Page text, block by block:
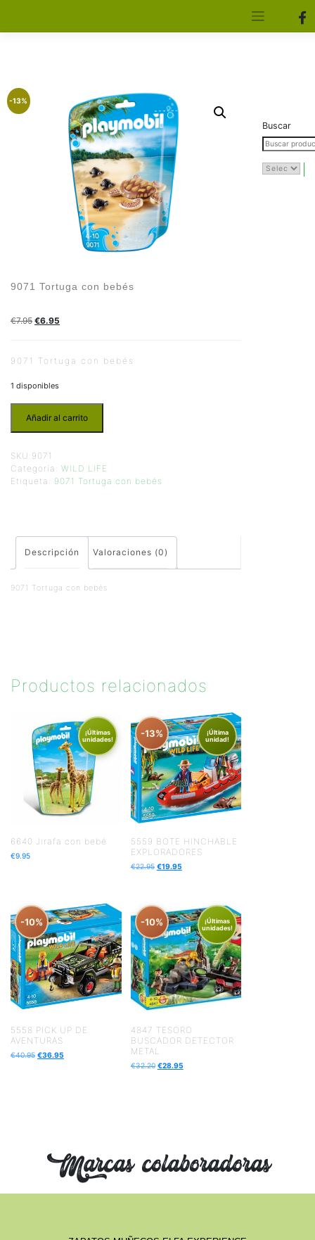
-13%
9071 Tortuga con bebés
€7.95 €6.95
9071 Tortuga con bebés
1 disponibles
Añadir al carrito
SKU: 9071
Categoría: WILD LIFE
Etiqueta: 9071 Tortuga con bebés
Descripción Valoraciones (0)
9071 Tortuga con bebés
Productos relacionados
¡Últimas
unidades!
6640 Jirafa con bebé
€9.95
-13%
¡Última
unidad!
5559 BOTE HINCHABLE
EXPLORADORES
€22.95 €19.95
-10%
5558 PICK UP DE
AVENTURAS
€40.95 €36.95
-10%
¡Últimas
unidades!
4847 TESORO
BUSCADOR DETECTOR
METAL
€32.20 €28.95
Buscar
Marcas colaboradoras